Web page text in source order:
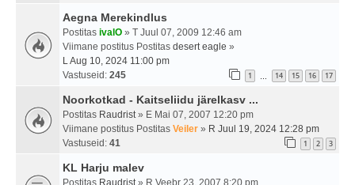
Aegna Merekindlus
Postitas ivalO » T Juul 07, 2009 12:46 am
Viimane postitus Postitas desert eagle »
L Aug 10, 2024 11:00 pm
Vastuseid: 245 1 14 15 16 17
Noorkotkad - Kaitseliidu järelkasv ...
Postitas Raudrist» E Mai 07, 2007 12:20 pm
Viimane postitus Postitas Veiler » R Juul 19, 2024 12:28 pm
Vastuseid: 41 1 2 3
KL Harju malev
Postitas Raudrist» R Veebr 23, 2007 8:20 pm